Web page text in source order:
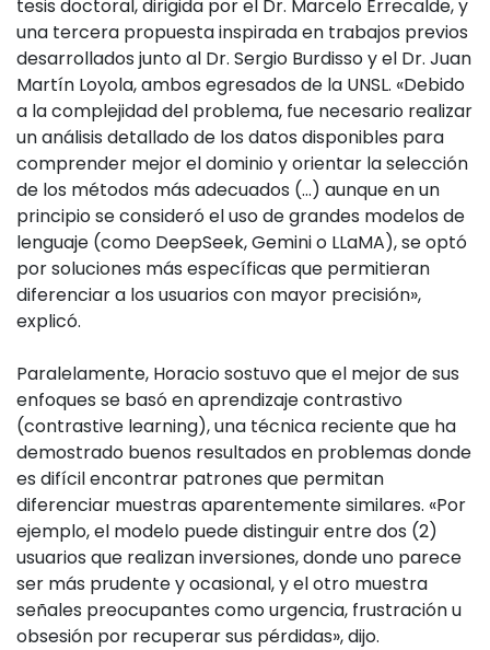
tesis doctoral, dirigida por el Dr. Marcelo Errecalde, y
una tercera propuesta inspirada en trabajos previos
desarrollados junto al Dr. Sergio Burdisso y el Dr. Juan
Martín Loyola, ambos egresados de la UNSL. «Debido
a la complejidad del problema, fue necesario realizar
un análisis detallado de los datos disponibles para
comprender mejor el dominio y orientar la selección
de los métodos más adecuados (…) aunque en un
principio se consideró el uso de grandes modelos de
lenguaje (como DeepSeek, Gemini o LLaMA), se optó
por soluciones más específicas que permitieran
diferenciar a los usuarios con mayor precisión»,
explicó.
Paralelamente, Horacio sostuvo que el mejor de sus
enfoques se basó en aprendizaje contrastivo
(contrastive learning), una técnica reciente que ha
demostrado buenos resultados en problemas donde
es difícil encontrar patrones que permitan
diferenciar muestras aparentemente similares. «Por
ejemplo, el modelo puede distinguir entre dos (2)
usuarios que realizan inversiones, donde uno parece
ser más prudente y ocasional, y el otro muestra
señales preocupantes como urgencia, frustración u
obsesión por recuperar sus pérdidas», dijo.